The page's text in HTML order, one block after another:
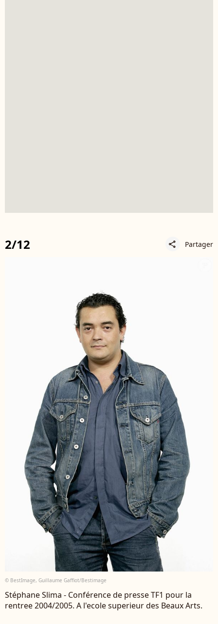
2/12 share Partager
© BestImage, Guillaume Gaffiot/Bestimage
Stéphane Slima - Conférence de presse TF1 pour la
rentree 2004/2005. A l'ecole superieur des Beaux Arts.